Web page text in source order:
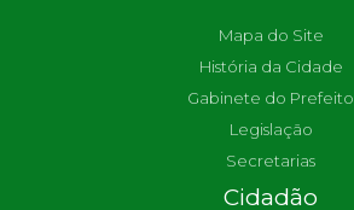
Mapa do Site
História da Cidade
Gabinete do Prefeito
Legislação
Secretarias
Cidadão